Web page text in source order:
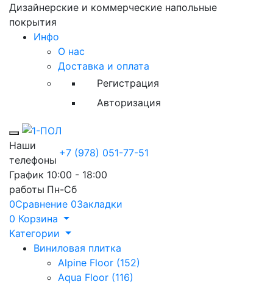
Дизайнерские и коммерческие напольные
покрытия
Инфо
О нас
Доставка и оплата
Регистрация
Авторизация
Toggle mobile menu
Наши
телефоны
+7 (978) 051-77-51
График
работы
10:00 - 18:00
Пн-Сб
0Сравнение 0Закладки
0 Корзина
Категории
Виниловая плитка
Alpine Floor (152)
Aqua Floor (116)